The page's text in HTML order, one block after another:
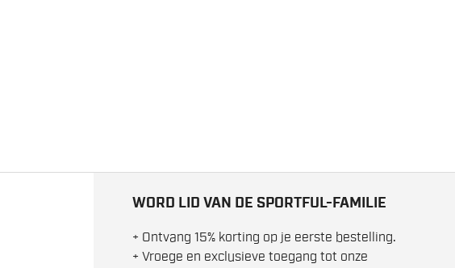
WORD LID VAN DE SPORTFUL-FAMILIE
+ Ontvang 15% korting op je eerste bestelling.
+ Vroege en exclusieve toegang tot onze